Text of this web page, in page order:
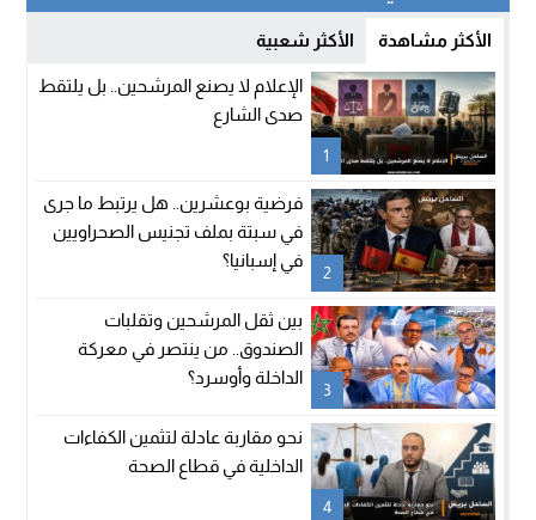
الأكثر مشاهدة الأكثر شعبية
1
الإعلام لا يصنع المرشحين.. بل يلتقط
صدى الشارع
2
فرضية بوعشرين.. هل يرتبط ما جرى
في سبتة بملف تجنيس الصحراويين
في إسبانيا؟
3
بين ثقل المرشحين وتقلبات
الصندوق.. من ينتصر في معركة
الداخلة وأوسرد؟
4
نحو مقاربة عادلة لتثمين الكفاءات
الداخلية في قطاع الصحة